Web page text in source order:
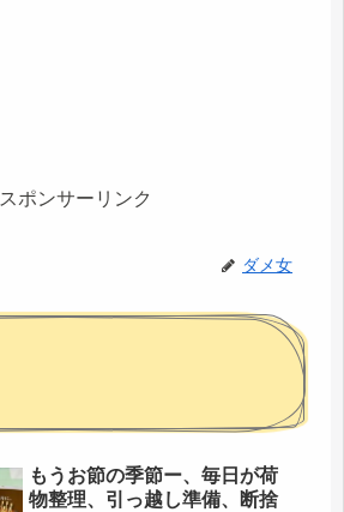
スポンサーリンク
ダメ女
もうお節の季節ー、毎日が荷
物整理、引っ越し準備、断捨